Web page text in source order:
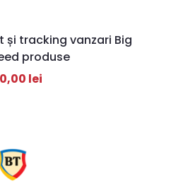
și tracking vanzari Big
produse
lei